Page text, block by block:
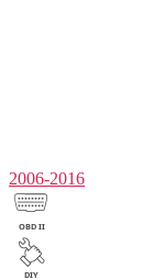
2006-2016